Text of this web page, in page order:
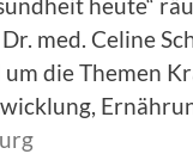
med. Celine
die Themen